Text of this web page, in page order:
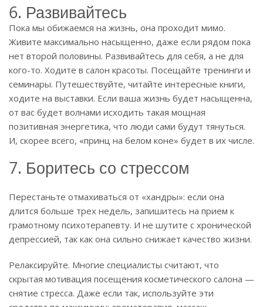
6. Развивайтесь
Пока мы обижаемся на жизнь, она проходит мимо.
Живите максимально насыщенно, даже если рядом пока
нет второй половины. Развивайтесь для себя, а не для
кого-то. Ходите в салон красоты. Посещайте тренинги и
семинары. Путешествуйте, читайте интересные книги,
ходите на выставки. Если ваша жизнь будет насыщенна,
от вас будет волнами исходить такая мощная
позитивная энергетика, что люди сами будут тянуться.
И, скорее всего, «принц на белом коне» будет в их числе.
7. Боритесь со стрессом
Перестаньте отмахиваться от «хандры»: если она
длится больше трех недель, запишитесь на прием к
грамотному психотерапевту. И не шутите с хронической
депрессией, так как она сильно снижает качество жизни.
Релаксируйте. Многие специалисты считают, что
скрытая мотивация посещения косметического салона —
снятие стресса. Даже если так, используйте эти